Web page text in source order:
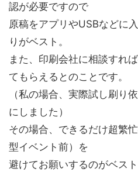
認が必要ですので
原稿をアプリやUSBなどに
りがベスト。
また、印刷会社に相談すれ
てもらえるとのことです。
（私の場合、実際試し刷り
にしました）
その場合、できるだけ超繁
型イベント前）を
避けてお願いするのがベスト